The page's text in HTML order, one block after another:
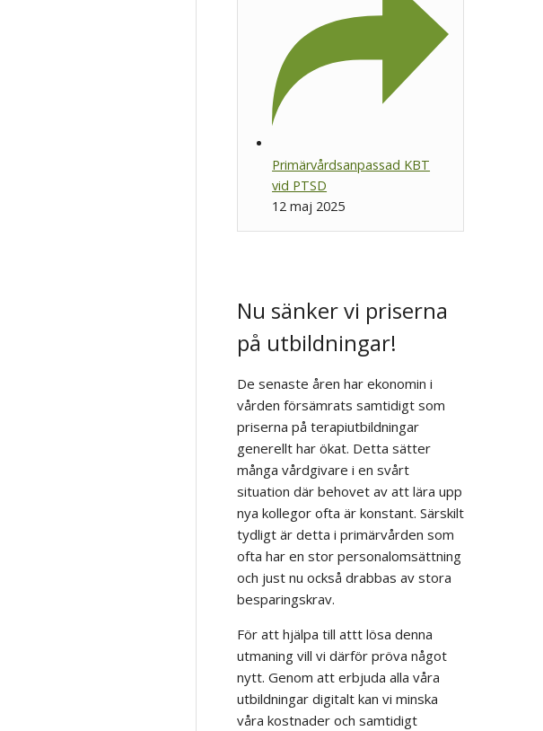
Primärvårdsanpassad KBT
vid PTSD
12 maj 2025
Nu sänker vi priserna
på utbildningar!
De senaste åren har ekonomin i
vården försämrats samtidigt som
priserna på terapiutbildningar
generellt har ökat. Detta sätter
många vårdgivare i en svårt
situation där behovet av att lära upp
nya kollegor ofta är konstant. Särskilt
tydligt är detta i primärvården som
ofta har en stor personalomsättning
och just nu också drabbas av stora
besparingskrav.
För att hjälpa till attt lösa denna
utmaning vill vi därför pröva något
nytt. Genom att erbjuda alla våra
utbildningar digitalt kan vi minska
våra kostnader och samtidigt